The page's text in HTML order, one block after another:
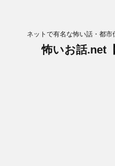
ネットで有名な怖い話・都
怖いお話.net